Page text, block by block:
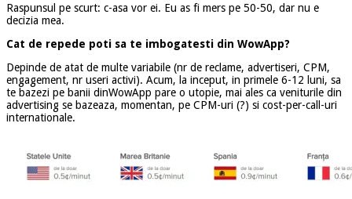
Raspunsul pe scurt: c-asa vor ei. Eu as fi mers pe 50-50, dar nu e
decizia mea.
Cat de repede poti sa te imbogatesti din WowApp?
Depinde de atat de multe variabile (nr de reclame, advertiseri, CPM,
engagement, nr useri activi). Acum, la inceput, in primele 6-12 luni, sa
te bazezi pe banii dinWowApp pare o utopie, mai ales ca veniturile din
advertising se bazeaza, momentan, pe CPM-uri (?) si cost-per-call-uri
internationale.